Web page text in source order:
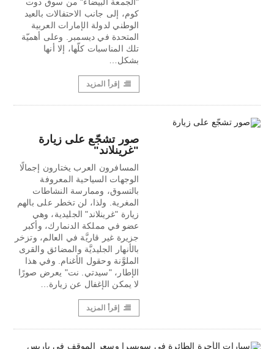
كوم، إلى جانب الاحتفالات بالعيد
الوطني لدولة الإمارات العربية
المتحدة في ديسمبر. وعلى أهميّة
تلك المناسبات كلّها، إلا أنها
بشكل…
إقرأ المزيد
صور تشجّع على زيارة
"غرينلاند"
المسافرون العرب يختارون إجمالًا
الوجهات السياحية المعروفة
بالتسوق، وممارسة النشاطات
المغرية. ولذا، لن تخطر على بالهم
زيارة "غرينلاند" الجليدية، وهي
عضو في مملكة الدنمارك، وأكبر
جزيرة غير قاريَّة في العالم، وتزخر
بالأنهار الجليديَّة والمضائق والقرى
الملوَّنة وحقول الأغنام. وفي هذا
الإطار، "سيدتي. نت" يعرض صورًا
لا يمكن الإغفال عن زيارة…
إقرأ المزيد